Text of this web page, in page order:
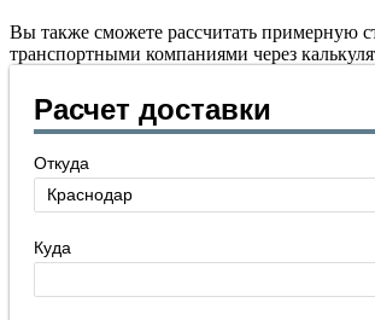
Вы также сможете рассчитать примерную
транспортными компаниями через
Расчет доставки
Откуда
Куда